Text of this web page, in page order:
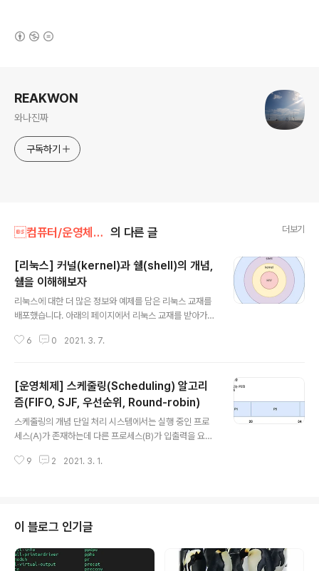
REAKWON
와나진짜
구독하기
컴퓨터/운영체제(주로 리눅스) 의 다른 글 더보기
[리눅스] 커널(kernel)과 쉘(shell)의 개념,
쉘을 이해해보자
리눅스에 대한 더 많은 정보와 예제를 담은 리눅스 교재를
배포했습니다. 아래의 페이지에서 리눅스 교재를 받아가세
래밍 note 배포 티스토리에 리눅스에 관한 내용을 두서없
로 쭉 쓰여져있는 x같은 현상이 생겨 reakwon.tistory.c
om 리눅스 커널(Kernel) 리눅스 커널은 하드웨어와 가장
가까이 있는 일종의 프로그램입니다. 가장 핵심적인 프로
그램으로 사용자는 커널을 통해서 하드웨어를 제어합니다.
함부로 하드웨어를 직접 만졌다가는 돌아올 수 없는 강을
건너게 될 수도 있습니다. H/W에는 CPU, 메모리(RAM),
6 0 2021. 3. 7.
[운영체제] 스케줄링(Scheduling) 알고리
즘(FIFO, SJF, 우선순위, Round-robin)
스케줄링의 개념 단일 처리 시스템에서는 실행 중인 프로
세스(A)가 존재하는데 다른 프로세스(B)가 입출력을 요청
때까지 대기하고 있어야합니다. 하지만 다중 프로그래밍에
같은 장점을 얻을 수 있습니다. 1. CPU의 활용 극대화 2.프
로세스 처리율(시간 당 작업량)을 늘릴 수 있습니다. 프로
세스는 필요한 자원을 할당받기 위해 큐에 대기합니다. 그
래서 그 큐에 있는 프로세스를 어떻게 스케쥴링하는지가
9 2 2021. 3. 1.
이 블로그 인기글